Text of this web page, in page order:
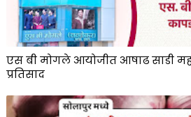
एस बी मोगले आयोजीत आषाढ साडी
प्रतिसाद